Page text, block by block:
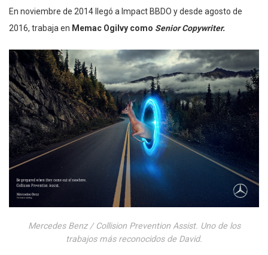
En noviembre de 2014 llegó a Impact BBDO y desde agosto de
2016, trabaja en Memac Ogilvy como Senior Copywriter.
Mercedes Benz / Collision Prevention Assist. Uno de los
trabajos más reconocidos de David.